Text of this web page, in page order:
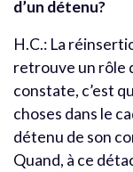
d’un détenu?
H.C.: La
retrouve un rôle
constate, c’est
choses dans le
détenu de son
Quand, à ce